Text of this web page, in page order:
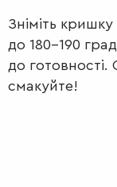
Зніміть кришку
до 180-190
до
смакуйте!